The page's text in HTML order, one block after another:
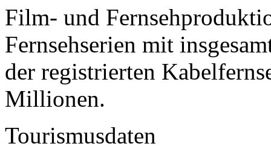
Film- und
Fernsehserien mit
der registrierten
Millionen.
Tourismusdaten